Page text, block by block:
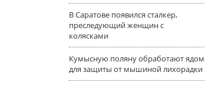
В Саратове появился сталкер,
преследующий женщин с
колясками
Кумысную поляну обработают ядом
для защиты от мышиной лихорадки